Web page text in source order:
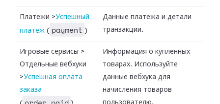
Платежи >Успешный
платеж ( payment )
Данные платежа и детали
транзакции.
Игровые сервисы >
Отдельные вебхуки
>Успешная оплата
заказа
Информация о купленных
товарах. Используйте
данные вебхука для
начисления товаров
пользователю.